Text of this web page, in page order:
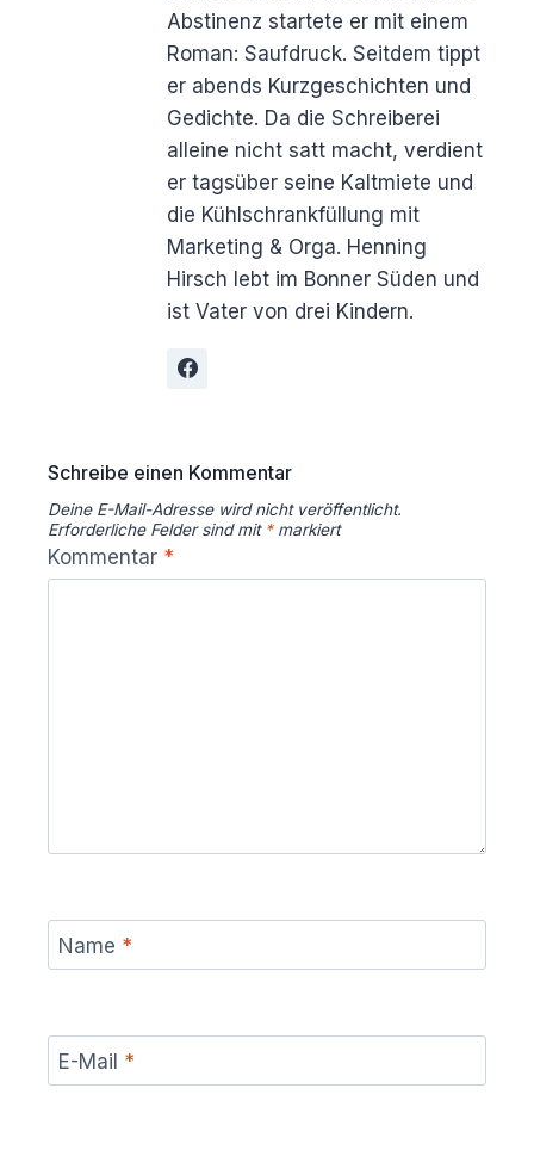
Abstinenz startete er mit einem
Roman: Saufdruck. Seitdem tippt
er abends Kurzgeschichten und
Gedichte. Da die Schreiberei
alleine nicht satt macht, verdient
er tagsüber seine Kaltmiete und
die Kühlschrankfüllung mit
Marketing & Orga. Henning
Hirsch lebt im Bonner Süden und
ist Vater von drei Kindern.
Schreibe einen Kommentar
Deine E-Mail-Adresse wird nicht veröffentlicht.
Erforderliche Felder sind mit *markiert
Kommentar *
Name *
E-Mail *